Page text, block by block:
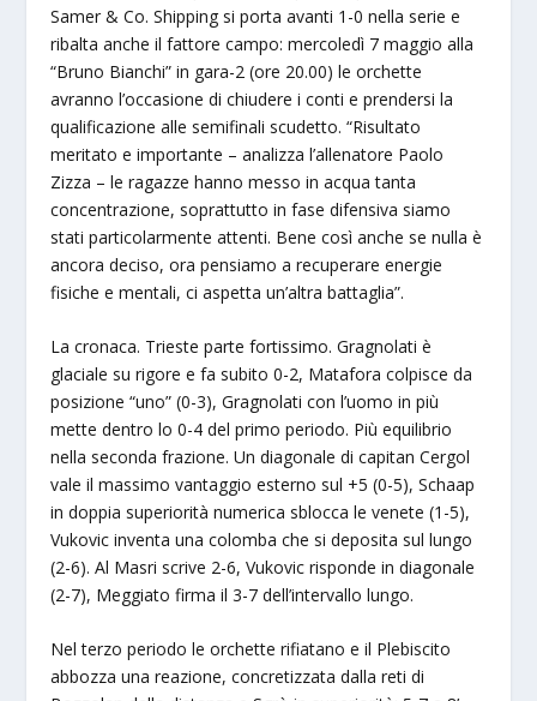
Samer & Co. Shipping si porta avanti 1-0 nella serie e
ribalta anche il fattore campo: mercoledì 7 maggio alla
“Bruno Bianchi” in gara-2 (ore 20.00) le orchette
avranno l’occasione di chiudere i conti e prendersi la
qualificazione alle semifinali scudetto. “Risultato
meritato e importante – analizza l’allenatore Paolo
Zizza – le ragazze hanno messo in acqua tanta
concentrazione, soprattutto in fase difensiva siamo
stati particolarmente attenti. Bene così anche se nulla è
ancora deciso, ora pensiamo a recuperare energie
fisiche e mentali, ci aspetta un’altra battaglia”.
La cronaca. Trieste parte fortissimo. Gragnolati è
glaciale su rigore e fa subito 0-2, Matafora colpisce da
posizione “uno” (0-3), Gragnolati con l’uomo in più
mette dentro lo 0-4 del primo periodo. Più equilibrio
nella seconda frazione. Un diagonale di capitan Cergol
vale il massimo vantaggio esterno sul +5 (0-5), Schaap
in doppia superiorità numerica sblocca le venete (1-5),
Vukovic inventa una colomba che si deposita sul lungo
(2-6). Al Masri scrive 2-6, Vukovic risponde in diagonale
(2-7), Meggiato firma il 3-7 dell’intervallo lungo.
Nel terzo periodo le orchette rifiatano e il Plebiscito
abbozza una reazione, concretizzata dalla reti di